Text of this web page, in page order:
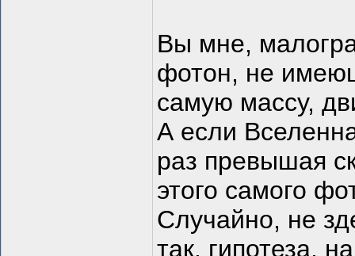
Вы мне,
фотон, не
самую массу,
А если
раз превышая
этого самого
Случайно, не
так, гипотеза,